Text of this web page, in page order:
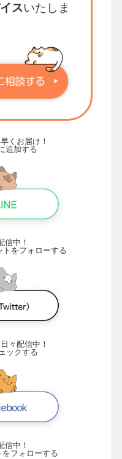
スいたしま
くお届け！
追加する
信中！
トをフォローする
々配信中！
ックする
信中！
をフォローする